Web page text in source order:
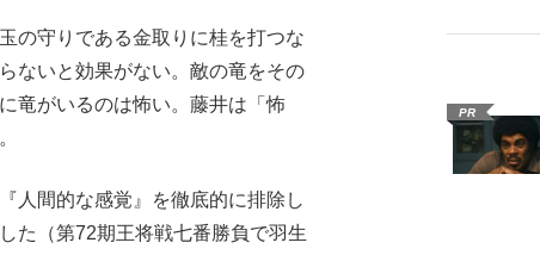
の守りである金取りに桂を打つな
ないと効果がない。敵の竜をその
竜がいるのは怖い。藤井は「怖
人間的な感覚』を徹底的に排除し
た（第72期王将戦七番勝負で羽生
PR